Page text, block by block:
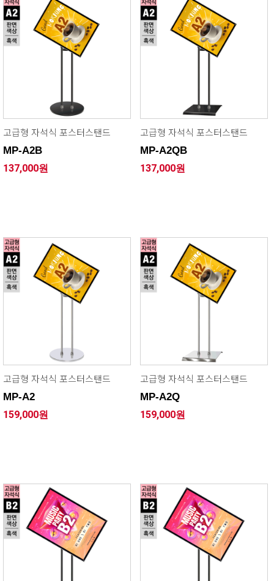
고급형 자석식 포스터스탠드
MP-A2B
137,000원
고급형 자석식 포스터스탠드
MP-A2QB
137,000원
고급형 자석식 포스터스탠드
MP-A2
159,000원
고급형 자석식 포스터스탠드
MP-A2Q
159,000원